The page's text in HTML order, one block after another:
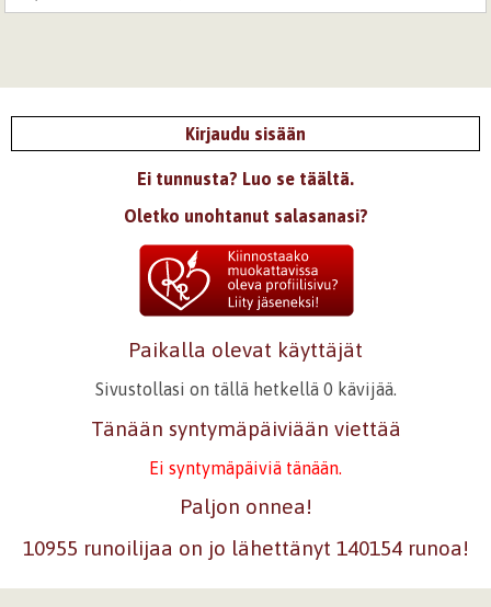
Kirjaudu sisään
Ei tunnusta? Luo se täältä.
Oletko unohtanut salasanasi?
Paikalla olevat käyttäjät
Sivustollasi on tällä hetkellä 0 kävijää.
Tänään syntymäpäiviään viettää
Ei syntymäpäiviä tänään.
Paljon onnea!
10955 runoilijaa on jo lähettänyt 140154 runoa!